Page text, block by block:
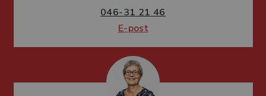
046-31 21 46
E-post